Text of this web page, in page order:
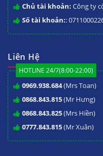
Chủ tài khoản: Công ty
Số tài khoản::
Liên Hệ
HOTLINE 24/7(8:00-22:00)
0969.938.684(Mrs Toan)
0868.843.815(Mr Hưng)
0868.843.825(Mrs Hiền)
0777.843.815(Mr Xuân)